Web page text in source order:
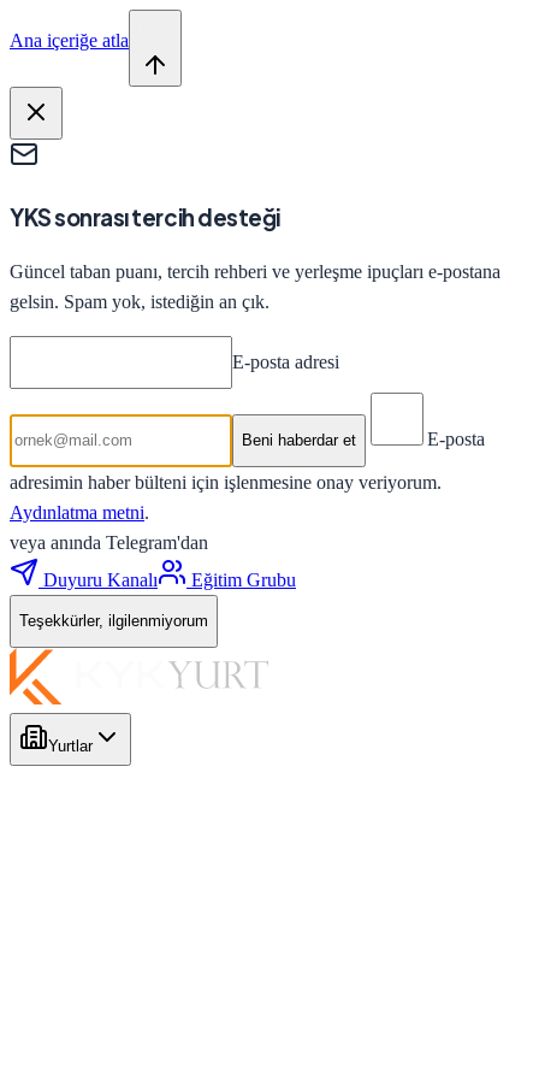
Ana içeriğe atla
YKS sonrası tercih desteği
Güncel taban puanı, tercih rehberi ve yerleşme ipuçları e-postana
gelsin. Spam yok, istediğin an çık.
E-posta adresi
Beni haberdar et E-posta
adresimin haber bülteni için işlenmesine onay veriyorum.
Aydınlatma metni.
veya anında Telegram'dan
Duyuru Kanalı
Eğitim Grubu
Teşekkürler, ilgilenmiyorum
Yurtlar